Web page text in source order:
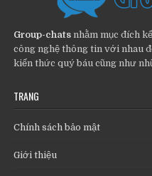
Group-chats nhằm mục đích
công nghệ thông tin với nhau
kiến thức quý báu cũng như
TRANG
Chính sách bảo mật
Giới thiệu